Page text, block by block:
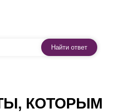
Найти ответ
КОТОРЫМ